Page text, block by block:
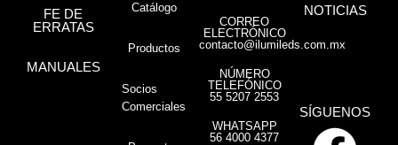
FE DE
ERRATAS
MANUALES
Catálogo
Productos
Socios
Comerciales
CORREO
ELECTRÓNICO
contacto@ilumileds.com.mx
NÚMERO
TELEFÓNICO
55 5207 2553
WHATSAPP
56 4000 4377
NOTICIAS
SÍGUENOS